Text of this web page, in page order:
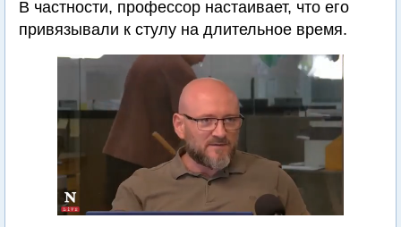
В частности, профессор настаивает, что его
привязывали к стулу на длительное время.